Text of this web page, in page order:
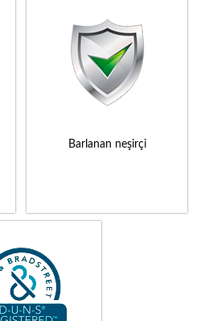
Barlanan neşirçi